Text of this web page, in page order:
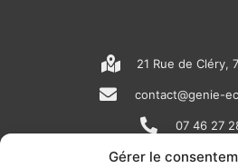
Gérer le
21 Rue de Cléry,
contact@genie-
07 46 27